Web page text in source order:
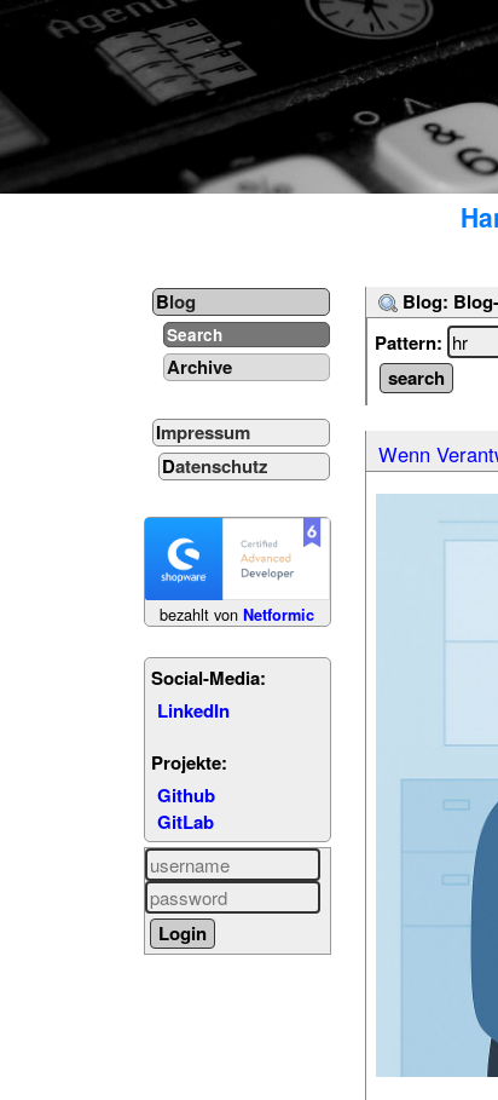
Blog
Search
Archive
Impressum
Datenschutz
bezahlt vonNetformic
Social-Media:
LinkedIn
Projekte:
Github
GitLab
Blog:
Pattern:
Wenn